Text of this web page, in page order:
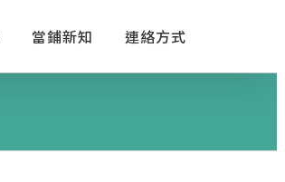
當鋪新知 連絡方式